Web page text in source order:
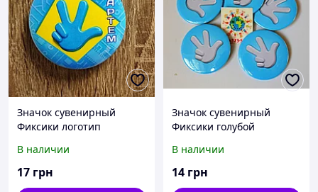
Значок сувенирный
Фиксики логотип
В наличии
17 грн
Значок сувенирный
Фиксики голубой
В наличии
14 грн